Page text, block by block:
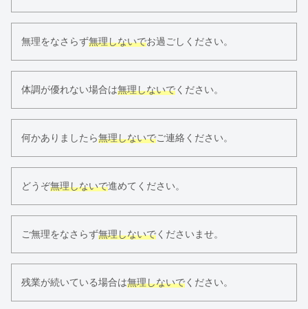
無理をなさらず無理しないでお過ごしください。
体調が優れない場合は無理しないでください。
何かありましたら無理しないでご連絡ください。
どうぞ無理しないで進めてください。
ご無理をなさらず無理しないでくださいませ。
残業が続いている場合は無理しないでください。